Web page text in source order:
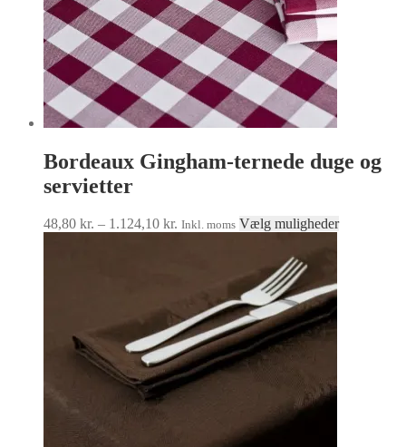
Bordeaux Gingham-ternede duge og
servietter
48,80 kr. – 1.124,10 kr. Prisinterval:
Inkl. moms Vælg mulighederDette